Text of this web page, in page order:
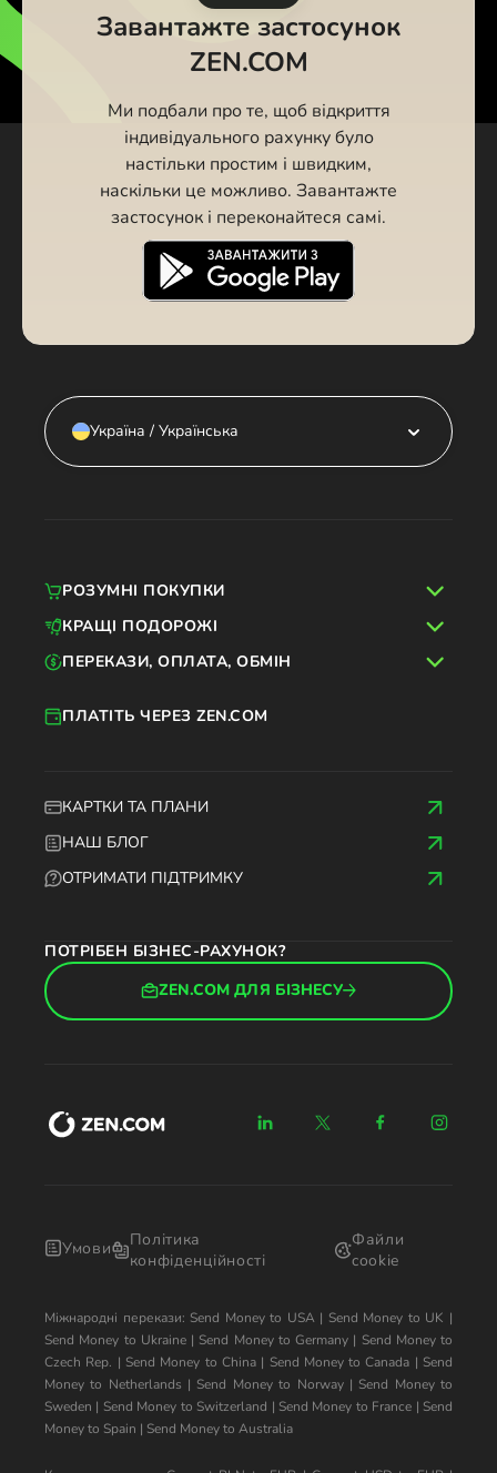
Завантажте застосунок
ZEN.COM
Ми подбали про те, щоб відкриття
індивідуального рахунку було
настільки простим і швидким,
наскільки це можливо. Завантажте
застосунок і переконайтеся самі.
Україна / Українська
КАРТКИ ТА ПЛАНИ
НАШ БЛОГ
ОТРИМАТИ ПІДТРИМКУ
ПЛАТІТЬ ЧЕРЕЗ ZEN.COM
ПОТРІБЕН БІЗНЕС-РАХУНОК?
ZEN.COM ДЛЯ БІЗНЕСУ
РОЗУМНІ ПОКУПКИ
КРАЩІ ПОДОРОЖІ
ПЕРЕКАЗИ, ОПЛАТА, ОБМІН
Умови
Політика
конфіденційності
Файли
cookie
Міжнародні перекази: Send Money to USA| Send Money to UK |
Send Money to Ukraine| Send Money to Germany | Send Money to
Czech Rep. | Send Money to China| Send Money to Canada | Send
Money to Netherlands | Send Money to Norway| Send Money to
Sweden | Send Money to Switzerland | Send Money to France | Send
Money to Spain | Send Money to Australia